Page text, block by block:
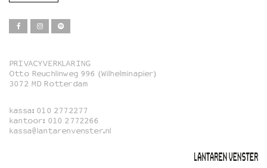
Film
Familie
Film in English
PRIVACYVERKLARING
Otto Reuchlinweg 996 (Wilhelminapier)
3072 MD Rotterdam
kassa: 010 2772277
kantoor: 010 2772266
kassa@lantarenvenster.nl